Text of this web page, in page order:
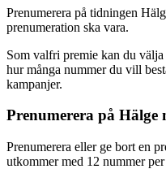
Prenumerera på tidningen
prenumeration ska vara.
Som valfri premie kan du
hur många nummer du vill
kampanjer.
Prenumerera på Hälge
Prenumerera eller ge bort en
utkommer med 12 nummer